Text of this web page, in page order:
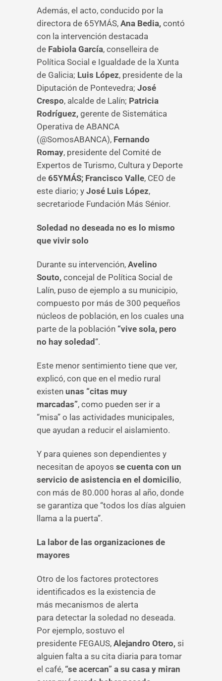
Además, el acto, conducido por la
directora de 65YMÁS, Ana Bedia, contó
con la intervención destacada
de Fabiola García, conselleira de
Política Social e Igualdade de la Xunta
de Galicia; Luis López, presidente de la
Diputación de Pontevedra; José
Crespo, alcalde de Lalín; Patricia
Rodríguez, gerente de Sistemática
Operativa de ABANCA
(@SomosABANCA), Fernando
Romay, presidente del Comité de
Expertos de Turismo, Cultura y Deporte
de 65YMÁS; Francisco Valle, CEO de
este diario; y José Luis López,
secretariode Fundación Más Sénior.
Soledad no deseada no es lo mismo
que vivir solo
Durante su intervención, Avelino
Souto, concejal de Política Social de
Lalín, puso de ejemplo a su municipio,
compuesto por más de 300 pequeños
núcleos de población, en los cuales una
parte de la población “vive sola, pero
no hay soledad “.
Este menor sentimiento tiene que ver,
explicó, con que en el medio rural
existen unas “citas muy
marcadas”, como pueden ser ir a
“misa” o las actividades municipales,
que ayudan a reducir el aislamiento.
Y para quienes son dependientes y
necesitan de apoyos se cuenta con un
servicio de asistencia en el domicilio,
con más de 80.000 horas al año, donde
se garantiza que “todos los días alguien
llama a la puerta”.
La labor de las organizaciones de
mayores
Otro de los factores protectores
identificados es la existencia de
más mecanismos de alerta
para detectar la soledad no deseada.
Por ejemplo, sostuvo el
presidente FEGAUS, Alejandro Otero, si
alguien falta a su cita diaria para tomar
el café, “se acercan” a su casa y miran